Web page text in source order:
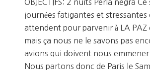
OBJECTIFS: 2 nuits Perla negra Ce
journées fatigantes et stressantes
attendent pour parvenir à LA PAZ
mais ça nous ne le savons pas
avions qui doivent nous emmener
Nous partons donc de Paris le